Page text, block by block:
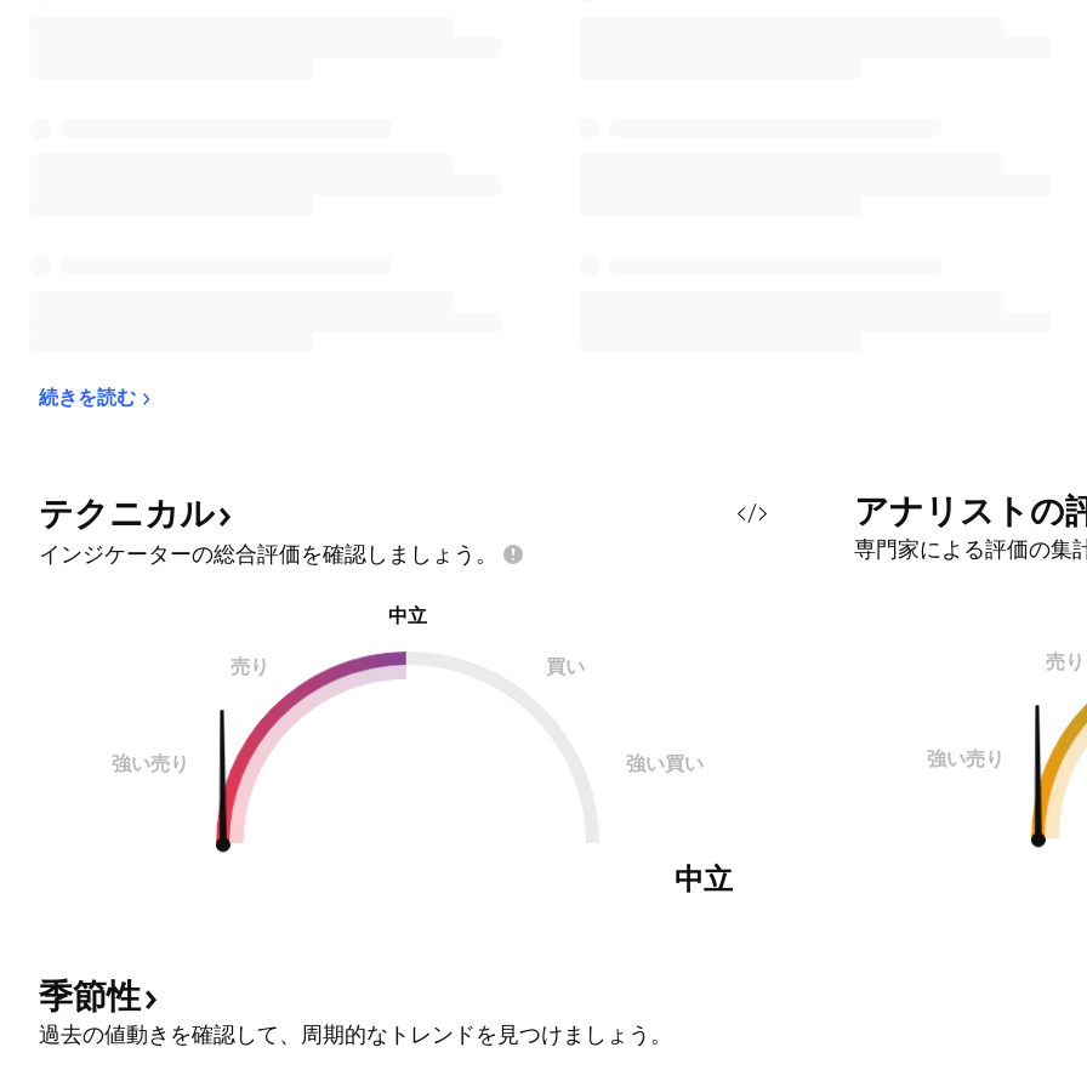
続きを読む
テクニカル
インジケーターの総合評価を確認しましょう。
中立
売り 買い
強い売り 強い買い
中立
アナリストの
専門家による評価の集
売り
強い売り
季節性
過去の値動きを確認して、周期的なトレンドを見つけましょう。